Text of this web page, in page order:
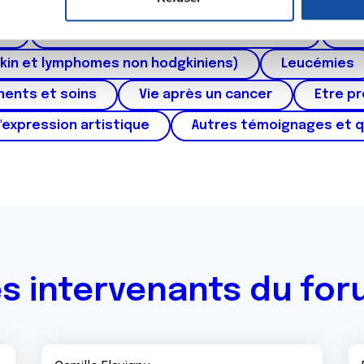
de publicité et d'analyse, qui peuvent combiner celles-ci
ont collectées lors de votre utilisation de leurs services.
et lymphomes non hodgkiniens) Leucémies
et soins Vie après un cancer Etre
artistique Autres témoignages et
intervenants du